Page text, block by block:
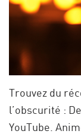
Trouvez du
l’obscurité :
YouTube.